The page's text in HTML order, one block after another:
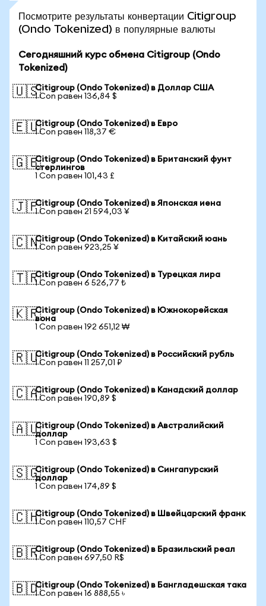
Посмотрите результаты конвертации Citigroup
(Ondo Tokenized) в популярные валюты
Сегодняшний курс обмена Citigroup (Ondo
Tokenized)
🇺🇸Citigroup (Ondo Tokenized) в Доллар США
1 Con равен 136,84 $
🇪🇺Citigroup (Ondo Tokenized) в Евро
1 Con равен 118,37 €
🇬🇧Citigroup (Ondo Tokenized) в Британский фунт
стерлингов
1 Con равен 101,43 £
🇯🇵Citigroup (Ondo Tokenized) в Японская иена
1 Con равен 21 594,03 ¥
🇨🇳Citigroup (Ondo Tokenized) в Китайский юань
1 Con равен 923,25 ¥
🇹🇷Citigroup (Ondo Tokenized) в Турецкая лира
1 Con равен 6 526,77 ₺
🇰🇷Citigroup (Ondo Tokenized) в Южнокорейская
вона
1 Con равен 192 651,12 ₩
🇷🇺Citigroup (Ondo Tokenized) в Российский рубль
1 Con равен 11 257,01 ₽
🇨🇦Citigroup (Ondo Tokenized) в Канадский доллар
1 Con равен 190,89 $
🇦🇺Citigroup (Ondo Tokenized) в Австралийский
доллар
1 Con равен 193,63 $
🇸🇬Citigroup (Ondo Tokenized) в Сингапурский
доллар
1 Con равен 174,89 $
🇨🇭Citigroup (Ondo Tokenized) в Швейцарский франк
1 Con равен 110,57 CHF
🇧🇷Citigroup (Ondo Tokenized) в Бразильский реал
1 Con равен 697,50 R$
🇧🇩Citigroup (Ondo Tokenized) в Бангладешская така
1 Con равен 16 888,55 ৳